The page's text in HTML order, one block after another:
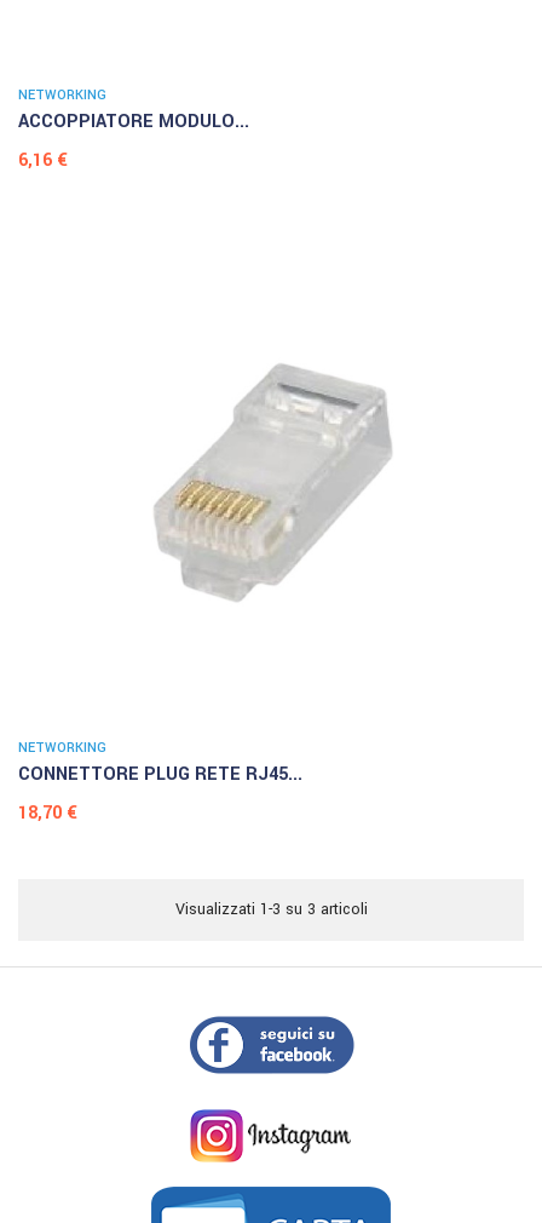
NETWORKING
ACCOPPIATORE MODULO...
Prezzo
6,16 €
NETWORKING
CONNETTORE PLUG RETE RJ45...
Prezzo
18,70 €
Visualizzati 1-3 su 3 articoli